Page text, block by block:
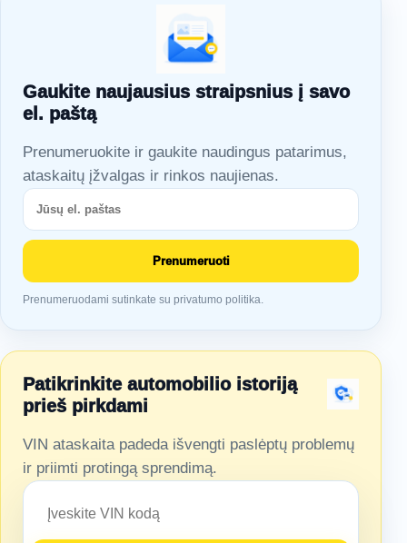
Gaukite naujausius straipsnius į savo
el. paštą
Prenumeruokite ir gaukite naudingus patarimus,
ataskaitų įžvalgas ir rinkos naujienas.
Prenumeruoti
Prenumeruodami sutinkate su privatumo politika.
Patikrinkite automobilio istoriją
prieš pirkdami
VIN ataskaita padeda išvengti paslėptų problemų
ir priimti protingą sprendimą.